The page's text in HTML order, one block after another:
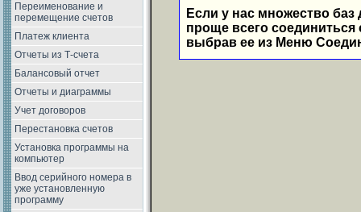
Переименование и
перемещение счетов
Платеж клиента
Отчеты из Т-счета
Балансовый отчет
Отчеты и диаграммы
Учет договоров
Перестановка счетов
Установка программы на
компьютер
Ввод серийного номера в
уже установленную
программу
Если у нас множество баз
проще всего соединиться
выбрав ее из Меню